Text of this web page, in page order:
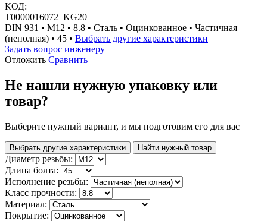
КОД:
Т0000016072_KG20
DIN 931 • М12 • 8.8 • Сталь • Оцинкованное • Частичная
(неполная) • 45 • Выбрать другие характеристики
Задать вопрос инженеру
Отложить Сравнить
Не нашли нужную упаковку или
товар?
Выберите нужный вариант, и мы подготовим его для вас
Выбрать другие характеристики Найти нужный товар
Диаметр резьбы:
Длина болта:
Исполнение резьбы:
Класс прочности:
Материал:
Покрытие: